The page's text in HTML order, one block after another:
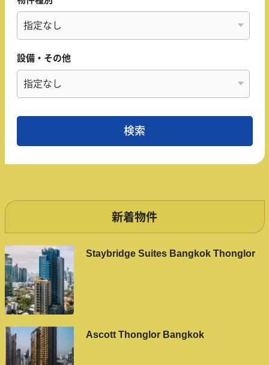
設備・その他
新着物件
Staybridge Suites Bangkok Thonglor
Ascott Thonglor Bangkok